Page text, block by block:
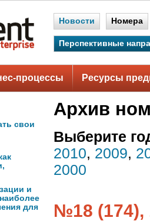
Новости Номера
Перспективные
процессы Ресурсы
свои
и
для
Архив
Выберите
2010, 2009,
2000
№18 (174),